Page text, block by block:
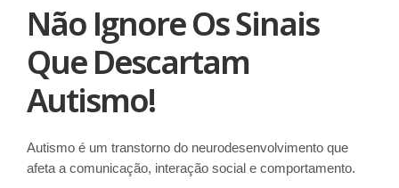
Não Ignore Os Sinais
Que Descartam
Autismo!
Autismo é um transtorno do neurodesenvolvimento que
afeta a comunicação, interação social e comportamento.